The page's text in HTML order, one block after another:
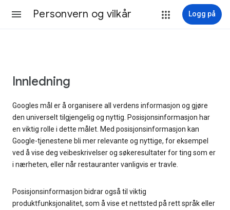
Personvern og vilkår Logg på
Innledning
Googles mål er å organisere all verdens informasjon og gjøre
den universelt tilgjengelig og nyttig. Posisjonsinformasjon har
en viktig rolle i dette målet. Med posisjonsinformasjon kan
Google-tjenestene bli mer relevante og nyttige, for eksempel
ved å vise deg veibeskrivelser og søkeresultater for ting som er
i nærheten, eller når restauranter vanligvis er travle.
Posisjonsinformasjon bidrar også til viktig
produktfunksjonalitet, som å vise et nettsted på rett språk eller